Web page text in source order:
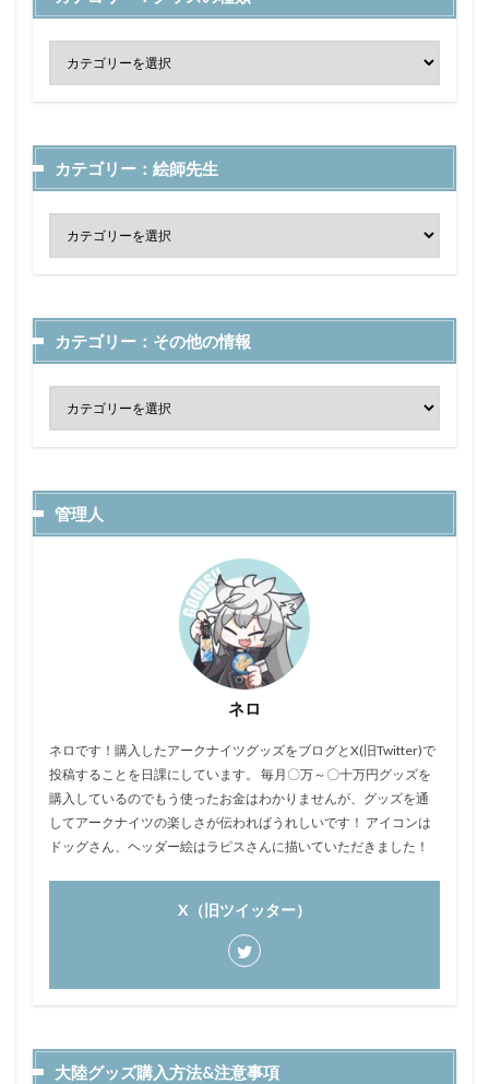
カテゴリー：絵師先生
カテゴリー：その他の情報
管理人
ネロ
ネロです！購入したアークナイツグッズをブログとX(旧Twitter)で
投稿することを日課にしています。 毎月〇万～〇十万円グッズを
購入しているのでもう使ったお金はわかりませんが、グッズを通
してアークナイツの楽しさが伝わればうれしいです！ アイコンは
ドッグさん、ヘッダー絵はラピスさんに描いていただきました！
X（旧ツイッター）
大陸グッズ購入方法&注意事項